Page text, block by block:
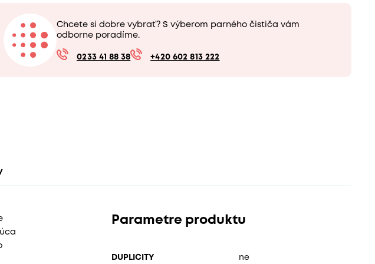
Chcete si dobre vybrať? S výberom parného čističa vám
odborne poradíme.
0233 41 88 38 +420 602 813 222
Parametre produktu
DUPLICITY ne